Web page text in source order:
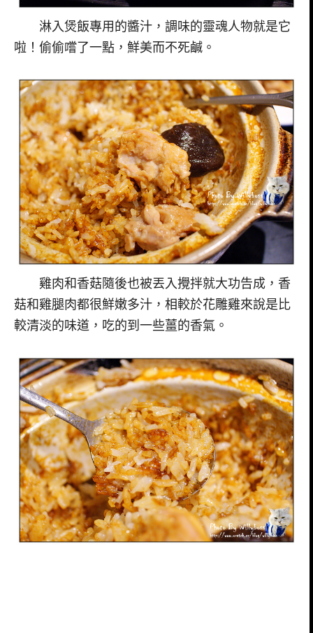
淋入煲飯專用的醬汁，調味的靈魂人物就是它
啦！偷偷嚐了一點，鮮美而不死鹹。
雞肉和香菇隨後也被丟入攪拌就大功告成，香
菇和雞腿肉都很鮮嫩多汁，相較於花雕雞來說是比
較清淡的味道，吃的到一些薑的香氣。